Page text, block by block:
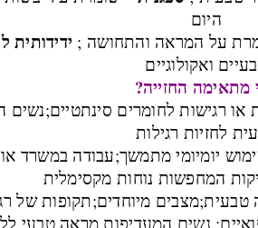
היום
על המראה והתחושה ; ידידותית
ואקולוגיים
מתאימה החזייה?
או רגישות לחומרים סינתטיים;נשים
לחזיות רגילות
יומיומי מתמשך;עבודה במשרד
המחפשות נוחות מקסימלית
טבעית;מצבים מיוחדים;תקופות של
נשים המעדיפות מראה טבעי